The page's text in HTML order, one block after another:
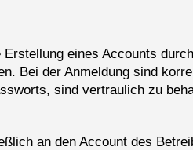
eines Accounts
Bei der Anmeldung sind
sind vertraulich zu
an den Account des